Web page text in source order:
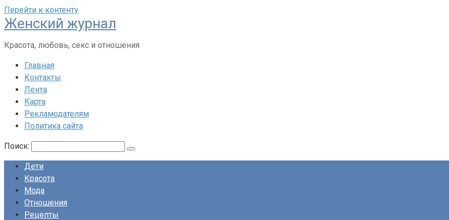
Перейти к контенту
Женский журнал
Красота, любовь, секс и отношения
Главная
Контакты
Лента
Карта
Рекламодателям
Политика сайта
Поиск:
Дети
Красота
Мода
Отношения
Рецепты